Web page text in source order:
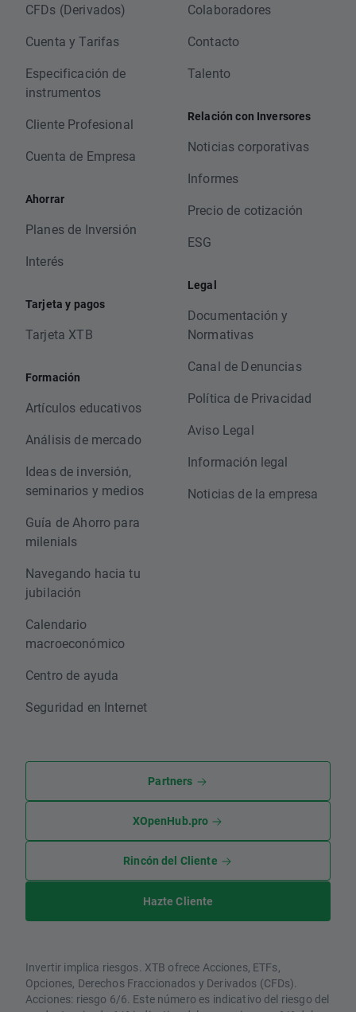
CFDs (Derivados)
Cuenta y Tarifas
Especificación de
instrumentos
Cliente Profesional
Cuenta de Empresa
Ahorrar
Planes de Inversión
Interés
Tarjeta y pagos
Tarjeta XTB
Formación
Artículos educativos
Análisis de mercado
Ideas de inversión,
seminarios y medios
Guía de Ahorro para
milenials
Navegando hacia tu
jubilación
Calendario
macroeconómico
Centro de ayuda
Seguridad en Internet
Colaboradores
Contacto
Talento
Relación con Inversores
Noticias corporativas
Informes
Precio de cotización
ESG
Legal
Documentación y
Normativas
Canal de Denuncias
Política de Privacidad
Aviso Legal
Información legal
Noticias de la empresa
Partners
XOpenHub.pro
Rincón del Cliente
Hazte Cliente
Invertir implica riesgos. XTB ofrece Acciones, ETFs,
Opciones, Derechos Fraccionados y Derivados (CFDs).
Acciones: riesgo 6/6. Este número es indicativo del riesgo del